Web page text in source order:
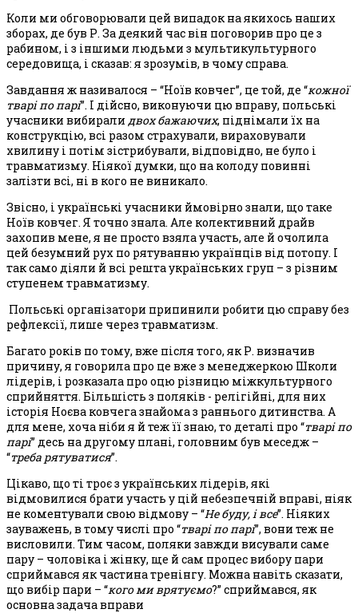
Коли ми обговорювали цей випадок на якихось наших
зборах, де був Р. За деякий час він поговорив про це з
рабином, і з іншими людьми з мультикультурного
середовища, і сказав: я зрозумів, в чому справа.
Завдання ж називалося – “Ноїв ковчег”, це той, де “кожної
тварі по парі”. І дійсно, виконуючи цю вправу, польські
учасники вибирали двох бажаючих, піднімали їх на
конструкцію, всі разом страхували, вираховували
хвилину і потім зістрибували, відповідно, не було і
травматизму. Ніякої думки, що на колоду повинні
залізти всі, ні в кого не виникало.
Звісно, і українські учасники ймовірно знали, що таке
Ноїв ковчег. Я точно знала. Але колективний драйв
захопив мене, я не просто взяла участь, але й очолила
цей безумний рух по рятуванню українців від потопу. І
так само діяли й всі решта українських груп – з різним
ступенем травматизму.
Польські організатори припинили робити цю справу без
рефлексії, лише через травматизм.
Багато років по тому, вже після того, як Р. визначив
причину, я говорила про це вже з менеджеркою Школи
лідерів, і розказала про оцю різницю міжкультурного
сприйняття. Більшість з поляків - релігійні, для них
історія Ноєва ковчега знайома з раннього дитинства. А
для мене, хоча ніби я й теж її знаю, то деталі про “тварі по
парі” десь на другому плані, головним був меседж –
“треба рятуватися”.
Цікаво, що ті троє з українських лідерів, які
відмовилися брати участь у цій небезпечній вправі, ніяк
не коментували свою відмову – “Не буду, і все”. Ніяких
зауважень, в тому числі про “тварі по парі”, вони теж не
висловили. Тим часом, поляки завжди висували саме
пару – чоловіка і жінку, ще й сам процес вибору пари
сприймався як частина тренінгу. Можна навіть сказати,
що вибір пари – “кого ми врятуємо?” сприймався, як
основна задача вправи